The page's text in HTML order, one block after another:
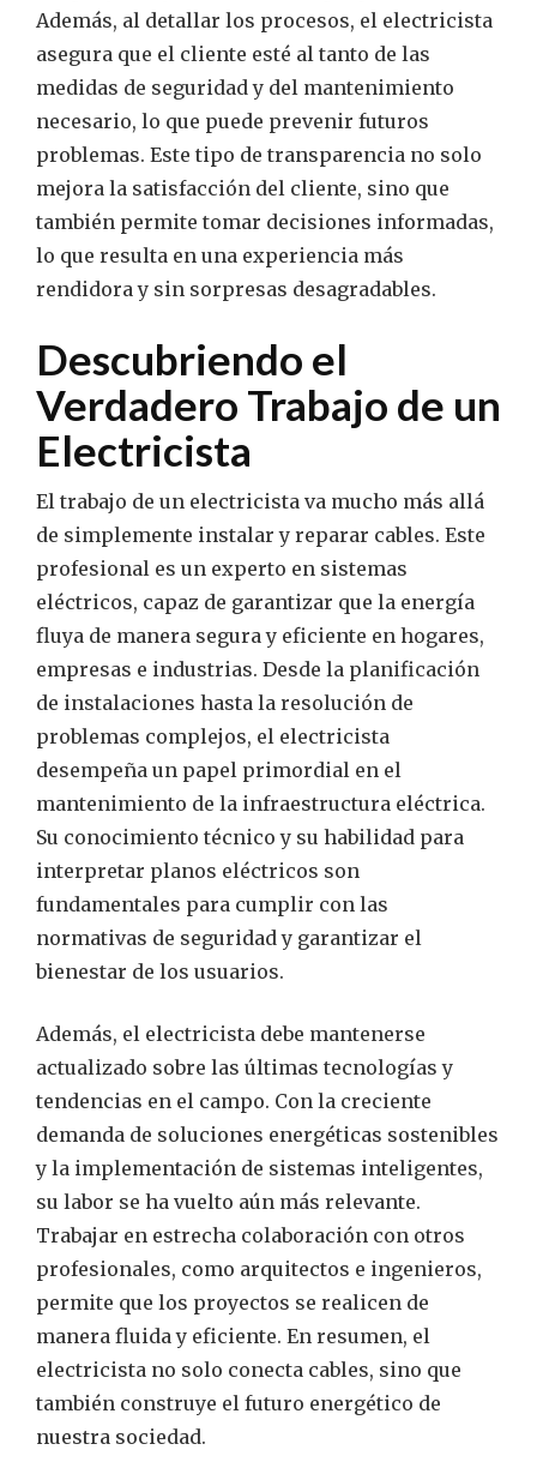
Además, al detallar los procesos, el electricista
asegura que el cliente esté al tanto de las
medidas de seguridad y del mantenimiento
necesario, lo que puede prevenir futuros
problemas. Este tipo de transparencia no solo
mejora la satisfacción del cliente, sino que
también permite tomar decisiones informadas,
lo que resulta en una experiencia más
rendidora y sin sorpresas desagradables.
Descubriendo el
Verdadero Trabajo de un
Electricista
El trabajo de un electricista va mucho más allá
de simplemente instalar y reparar cables. Este
profesional es un experto en sistemas
eléctricos, capaz de garantizar que la energía
fluya de manera segura y eficiente en hogares,
empresas e industrias. Desde la planificación
de instalaciones hasta la resolución de
problemas complejos, el electricista
desempeña un papel primordial en el
mantenimiento de la infraestructura eléctrica.
Su conocimiento técnico y su habilidad para
interpretar planos eléctricos son
fundamentales para cumplir con las
normativas de seguridad y garantizar el
bienestar de los usuarios.
Además, el electricista debe mantenerse
actualizado sobre las últimas tecnologías y
tendencias en el campo. Con la creciente
demanda de soluciones energéticas sostenibles
y la implementación de sistemas inteligentes,
su labor se ha vuelto aún más relevante.
Trabajar en estrecha colaboración con otros
profesionales, como arquitectos e ingenieros,
permite que los proyectos se realicen de
manera fluida y eficiente. En resumen, el
electricista no solo conecta cables, sino que
también construye el futuro energético de
nuestra sociedad.